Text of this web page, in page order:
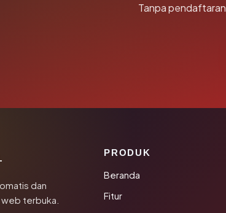
Tanpa
dan
terbuka.
PRODUK
Beranda
Fitur